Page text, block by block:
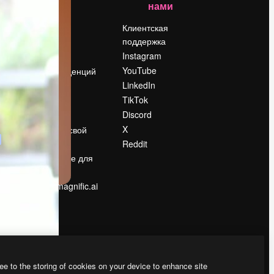
О нас
Вакансии
Поиск тенденций
Блог
Продайте свой
контент
Помещение для
прессы
Ищете magnific.ai
нами
Клиентская
поддержка
Instagram
YouTube
LinkedIn
TikTok
Discord
X
Reddit
to the storing of cookies on your device to enhance site